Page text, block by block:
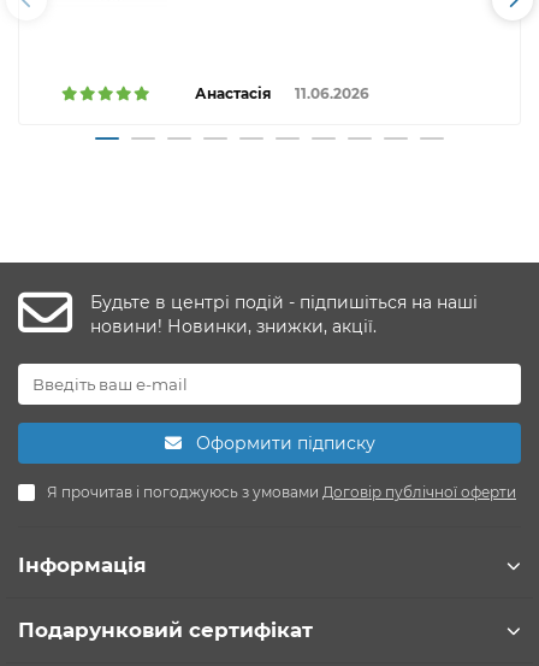
Анастасія 11.06.2026
Будьте в центрі подій - підпишіться на наші
новини! Новинки, знижки, акції.
Оформити підписку
Я прочитав і погоджуюсь з умовами Договір публічної оферти
Інформація
Подарунковий сертифікат